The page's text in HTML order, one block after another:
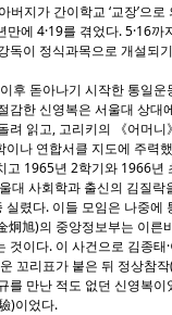
지가 간이학교 ‘교장’으
에 4·19를 겪었다. 5·16
독이 정식과목으로 개설되
후 돋아나기 시작한 통일
감한 신영복은 서울대 상
려 읽고, 고리키의 《어머
나 연합서클 지도에 주
1965년 2학기와 1966년
대 사회학과 출신의 김질
렸다. 이들 모임은 나중
旭)의 중앙정보부는 이
이다. 이 사건으로 김종
꼬리표가 붙은 뒤 정상참
만난 적도 없던 신영복
)이었다.